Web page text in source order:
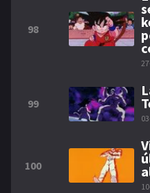
98
99
100